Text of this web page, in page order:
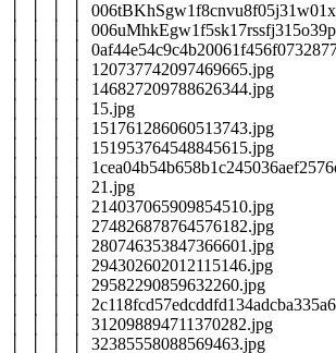
│ │ │ │
│ │ │ │
│ │ │ │
│ │ │ │ 120737742097469665.jpg
│ │ │ │ 146827209788626344.jpg
│ │ │ │ 15.jpg
│ │ │ │ 151761286060513743.jpg
│ │ │ │ 151953764548845615.jpg
│ │ │ │
│ │ │ │ 21.jpg
│ │ │ │ 214037065909854510.jpg
│ │ │ │ 274826878764576182.jpg
│ │ │ │ 280746353847366601.jpg
│ │ │ │ 294302602012115146.jpg
│ │ │ │ 29582290859632260.jpg
│ │ │ │
│ │ │ │ 312098894711370282.jpg
│ │ │ │ 32385558088569463.jpg